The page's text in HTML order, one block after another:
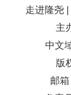
走进隆尧|
主
中文
版
邮